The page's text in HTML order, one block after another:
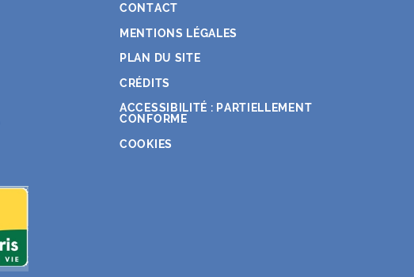
CONTACT
MENTIONS LÉGALES
PLAN DU SITE
CRÉDITS
ACCESSIBILITÉ : PARTIELLEMENT
CONFORME
COOKIES